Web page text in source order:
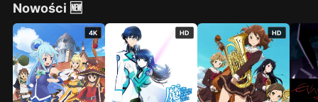
Nowości 🆕
4K HD HD